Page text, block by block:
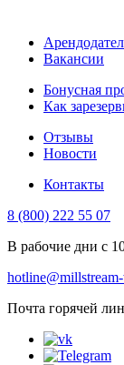
Вакансии
Бонусная
Как
Отзывы
Новости
Контакты
8 (800) 222 55 07
В рабочие дни с
Почта горячей